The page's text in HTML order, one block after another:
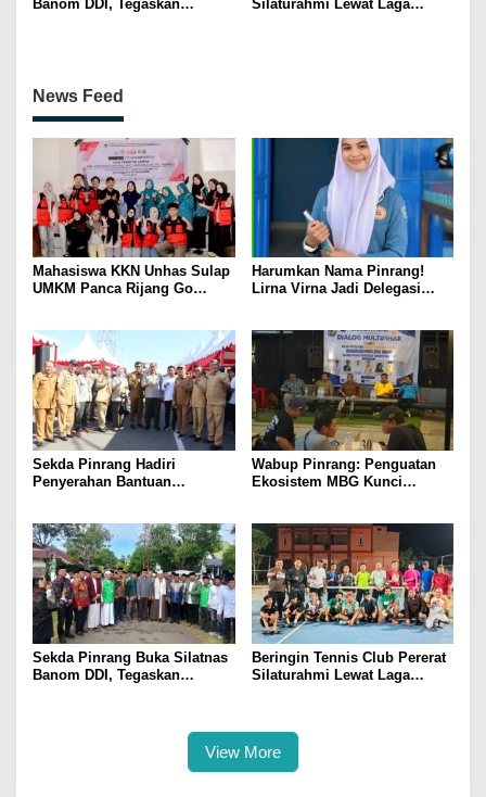
Banom DDI, Tegaskan
Silaturahmi Lewat Laga
News Feed
Mahasiswa KKN Unhas Sulap
UMKM Panca Rijang Go
Harumkan Nama Pinrang!
Lirna Virna Jadi Delegasi
Sekda Pinrang Hadiri
Penyerahan Bantuan
Wabup Pinrang: Penguatan
Ekosistem MBG Kunci
Sekda Pinrang Buka Silatnas
Banom DDI, Tegaskan
Beringin Tennis Club Pererat
Silaturahmi Lewat Laga
View More